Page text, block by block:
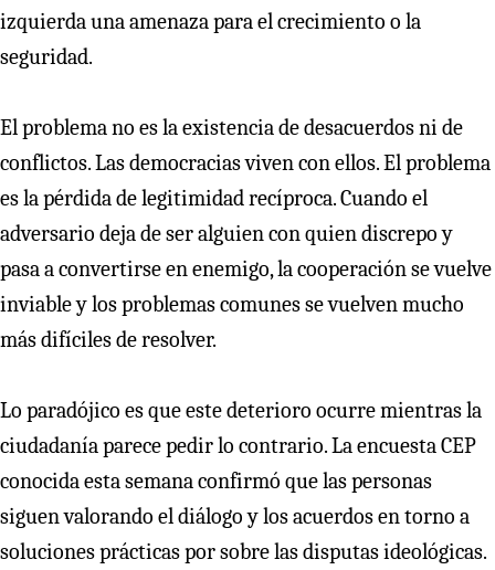
izquierda una amenaza para el crecimiento o la
seguridad.
El problema no es la existencia de desacuerdos ni de
conflictos. Las democracias viven con ellos. El problema
es la pérdida de legitimidad recíproca. Cuando el
adversario deja de ser alguien con quien discrepo y
pasa a convertirse en enemigo, la cooperación se vuelve
inviable y los problemas comunes se vuelven mucho
más difíciles de resolver.
Lo paradójico es que este deterioro ocurre mientras la
ciudadanía parece pedir lo contrario. La encuesta CEP
conocida esta semana confirmó que las personas
siguen valorando el diálogo y los acuerdos en torno a
soluciones prácticas por sobre las disputas ideológicas.